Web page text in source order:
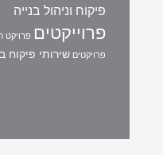
פיקוח וניהול בנייה
פרוייקטים פרויקט
פרויקטים שירותי פיקוח